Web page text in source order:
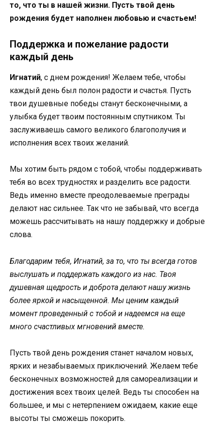
то, что ты в нашей жизни. Пусть твой день
рождения будет наполнен любовью и счастьем!
Поддержка и пожелание радости
каждый день
Игнатий, с днем рождения! Желаем тебе, чтобы
каждый день был полон радости и счастья. Пусть
твои душевные победы станут бесконечными, а
улыбка будет твоим постоянным спутником. Ты
заслуживаешь самого великого благополучия и
исполнения всех твоих желаний.
Мы хотим быть рядом с тобой, чтобы поддерживать
тебя во всех трудностях и разделить все радости.
Ведь именно вместе преодолеваемые преграды
делают нас сильнее. Так что не забывай, что всегда
можешь рассчитывать на нашу поддержку и добрые
слова.
Благодарим тебя, Игнатий, за то, что ты всегда готов
выслушать и поддержать каждого из нас. Твоя
душевная щедрость и доброта делают нашу жизнь
более яркой и насыщенной. Мы ценим каждый
момент проведенный с тобой и надеемся на еще
много счастливых мгновений вместе.
Пусть твой день рождения станет началом новых,
ярких и незабываемых приключений. Желаем тебе
бесконечных возможностей для самореализации и
достижения всех твоих целей. Ведь ты способен на
большее, и мы с нетерпением ожидаем, какие еще
высоты ты сможешь покорить.